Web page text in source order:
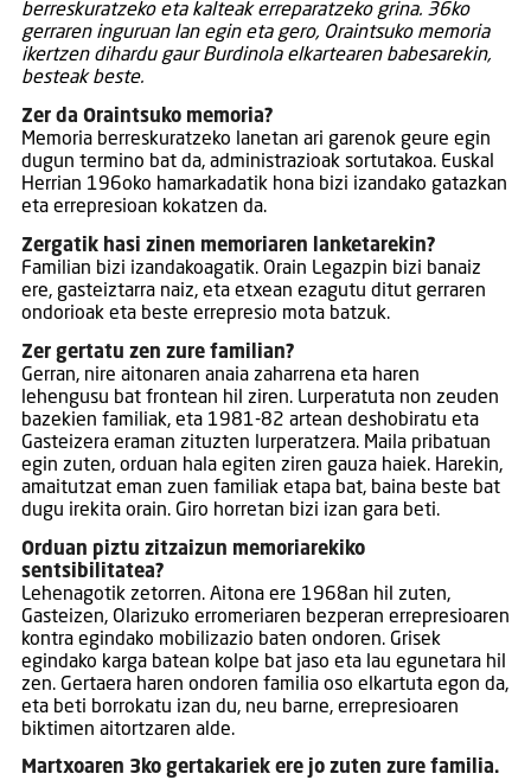
berreskuratzeko eta kalteak erreparatzeko grina. 36ko
gerraren inguruan lan egin eta gero, Oraintsuko memoria
ikertzen dihardu gaur Burdinola elkartearen babesarekin,
besteak beste.
Zer da Oraintsuko memoria?
Memoria berreskuratzeko lanetan ari garenok geure egin
dugun termino bat da, administrazioak sortutakoa. Euskal
Herrian 196oko hamarkadatik hona bizi izandako gatazkan
eta errepresioan kokatzen da.
Zergatik hasi zinen memoriaren lanketarekin?
Familian bizi izandakoagatik. Orain Legazpin bizi banaiz
ere, gasteiztarra naiz, eta etxean ezagutu ditut gerraren
ondorioak eta beste errepresio mota batzuk.
Zer gertatu zen zure familian?
Gerran, nire aitonaren anaia zaharrena eta haren
lehengusu bat frontean hil ziren. Lurperatuta non zeuden
bazekien familiak, eta 1981-82 artean deshobiratu eta
Gasteizera eraman zituzten lurperatzera. Maila pribatuan
egin zuten, orduan hala egiten ziren gauza haiek. Harekin,
amaitutzat eman zuen familiak etapa bat, baina beste bat
dugu irekita orain. Giro horretan bizi izan gara beti.
Orduan piztu zitzaizun memoriarekiko
sentsibilitatea?
Lehenagotik zetorren. Aitona ere 1968an hil zuten,
Gasteizen, Olarizuko erromeriaren bezperan errepresioaren
kontra egindako mobilizazio baten ondoren. Grisek
egindako karga batean kolpe bat jaso eta lau egunetara hil
zen. Gertaera haren ondoren familia oso elkartuta egon da,
eta beti borrokatu izan du, neu barne, errepresioaren
biktimen aitortzaren alde.
Martxoaren 3ko gertakariek ere jo zuten zure familia.